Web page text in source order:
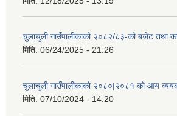
चुलाचुली गाउँपालीकाको २०८२/८३-को बजेट तथा
मिति: 06/24/2025 - 21:26
चुलाचुली गाउँपालीकाको २०८०|२०८१ को आय
मिति: 07/10/2024 - 14:20